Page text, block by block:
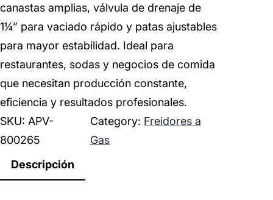
canastas amplias, válvula de drenaje de
1¼” para vaciado rápido y patas ajustables
para mayor estabilidad. Ideal para
restaurantes, sodas y negocios de comida
que necesitan producción constante,
eficiencia y resultados profesionales.
SKU: APV-
800265
Category: Freidores a
Gas
Descripción